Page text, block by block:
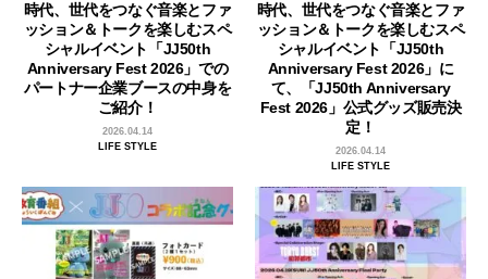
時代、世代をつなぐ音楽とファ
ッション＆トークを楽しむスペ
シャルイベント「JJ50th
Anniversary Fest 2026」での
パートナー企業ブースの中身を
ご紹介！
2026.04.14
LIFE STYLE
時代、世代をつなぐ音楽とファ
ッション＆トークを楽しむスペ
シャルイベント「JJ50th
Anniversary Fest 2026」に
て、「JJ50th Anniversary
Fest 2026」公式グッズ販売決
定！
2026.04.14
LIFE STYLE